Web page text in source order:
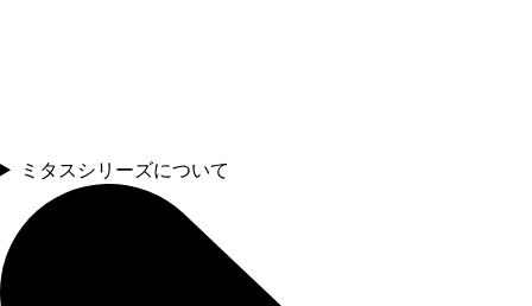
ミタスシリーズについて